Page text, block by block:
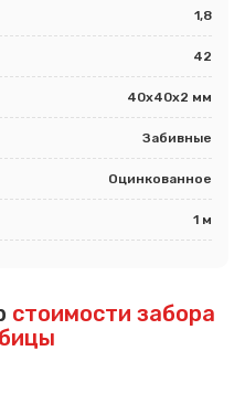
1,8
42
40х40х2 мм
Забивные
Оцинкованное
1 м
стоимости забора